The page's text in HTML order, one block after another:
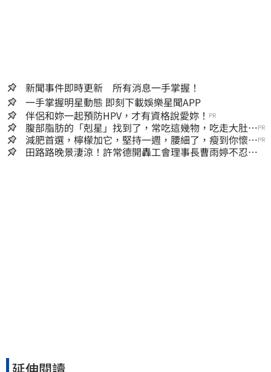
新聞事件即時更新 所有消息一手掌握！
一手掌握明星動態 即刻下載娛樂星聞APP
伴侶和妳一起預防HPV，才有資格說愛妳！ PR
腹部脂肪的「剋星」找到了，常吃這幾物，吃走大肚
囊，瘦出小蠻腰
PR
減肥首選，檸檬加它，堅持一週，腰細了，瘦到你懷疑
人生
PR
田路路晚景淒涼！許常德開轟工會理事長曹雨婷不忍